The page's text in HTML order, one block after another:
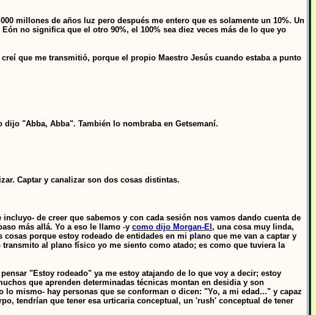
millones de años luz pero después me entero que es solamente un 10%. Un
no significa que el otro 90%, el 100% sea diez veces más de lo que yo
que me transmitió, porque el propio Maestro Jesús cuando estaba a punto
dijo "Abba, Abba". También lo nombraba en Getsemaní.
Captar y canalizar son dos cosas distintas.
de creer que sabemos y con cada sesión nos vamos dando cuenta de
más allá. Yo a eso le llamo -y como dijo Morgan-El , una cosa muy linda,
porque estoy rodeado de entidades en mi plano que me van a captar y
al plano físico yo me siento como atado; es como que tuviera la
"Estoy rodeado" ya me estoy atajando de lo que voy a decir; estoy
que aprenden determinadas técnicas montan en desidia y son
mismo- hay personas que se conforman o dicen: "Yo, a mi edad..." y capaz
tendrían que tener esa urticaria conceptual, un 'rush' conceptual de tener